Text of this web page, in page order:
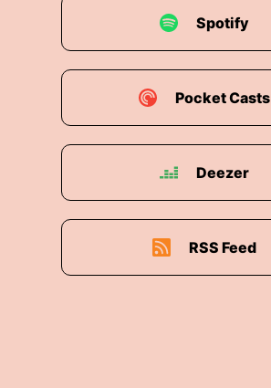
Spotify
Pocket Casts
Deezer
RSS Feed